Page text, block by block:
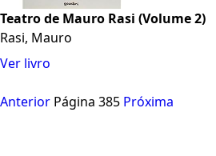
Teatro de Mauro Rasi (Volume 2)
Rasi, Mauro
Ver livro
Anterior Página 385 Próxima